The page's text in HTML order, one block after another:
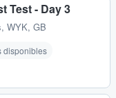
Test - Day 3
WYK, GB
disponibles